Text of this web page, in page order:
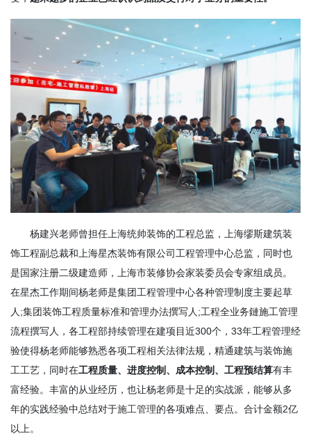
杨建兴老师曾担任上海统帅装饰的工程总监，上海缪斯建筑装
饰工程副总裁和上海星杰装饰有限公司工程管理中心总监，同时也
是国家注册二级建造师，上海市装修协会家装委员会专家组成员。
在星杰工作期间杨老师是集团工程管理中心各种管理制度主要起草
人;集团装饰工程质量标准和管理办法撰写人;工程全业务鏈施工管理
流程撰写人，各工程部持续管理在建项目近300个，33年工程管理经
验使得杨老师能够熟悉各项工程相关法律法规，精通建筑与装饰施
工工艺，同时在工程质量、进度控制、成本控制、工程预结算有丰
富经验。丰富的从业经历，也让杨老师是十足的实战派，能够从多
年的实践经验中总结对于施工管理的各项难点、要点。合计金额2亿
以上。